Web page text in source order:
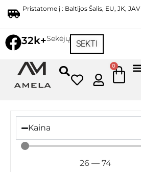
Pristatome į : Baltijos Šalis, EU, JK, JAV
32k+Sekėjų
SEKTI
0
Kaina
26 —74